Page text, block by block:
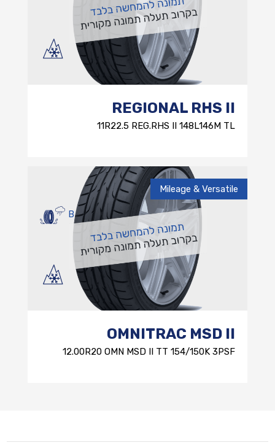
REGIONAL RHS II
11R22.5 REG.RHS II 148L146M TL
Mileage & Versatile
B
OMNITRAC MSD II
12.00R20 OMN MSD II TT 154/150K 3PSF